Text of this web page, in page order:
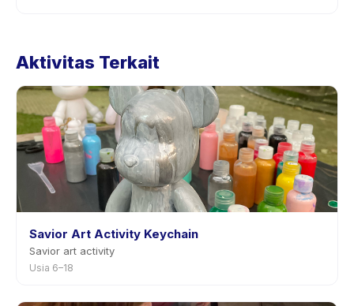
aktivitas di aplikasi. Kebanyakan penyedia mengizinkan
sebelumnya.
Aktivitas Terkait
Savior Art Activity Keychain
Savior art activity
Usia 6–18